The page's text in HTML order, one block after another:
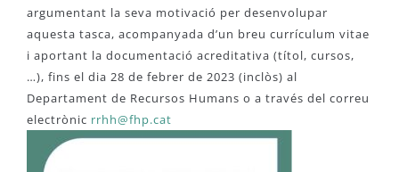
argumentant la seva motivació per desenvolupar
aquesta tasca, acompanyada d’un breu currículum vitae
i aportant la documentació acreditativa (títol, cursos,
…), fins el dia 28 de febrer de 2023 (inclòs) al
Departament de Recursos Humans o a través del correu
electrònic rrhh@fhp.cat